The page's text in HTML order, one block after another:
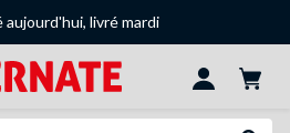
aujourd'hui, livré mardi